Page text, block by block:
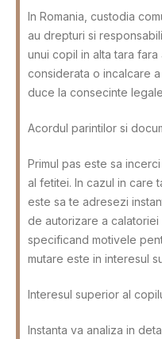
In Romania, custodia
au drepturi si
unui copil in alta tara
considerata o incalcare
duce la consecinte
Acordul parintilor si
Primul pas este sa
al fetitei. In cazul in care
este sa te adresezi
de autorizare a calatoriei
specificand motivele
mutare este in interesul
Interesul superior al
Instanta va analiza in